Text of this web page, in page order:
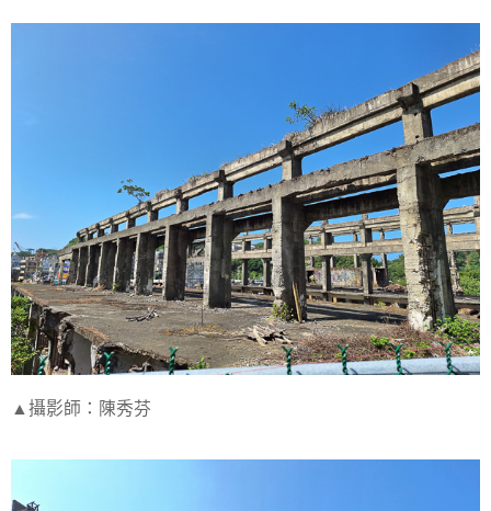
▲攝影師：陳秀芬